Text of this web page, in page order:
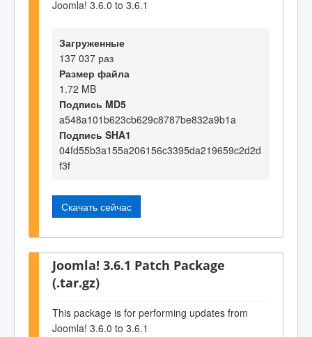
Joomla! 3.6.0 to 3.6.1
Загруженные
137 037 раз
Размер файла
1.72 MB
Подпись MD5
a548a101b623cb629c8787be832a9b1a
Подпись SHA1
04fd55b3a155a206156c3395da219659c2d2d
f3f
Скачать сейчас
Joomla! 3.6.1 Patch Package
(.tar.gz)
This package is for performing updates from
Joomla! 3.6.0 to 3.6.1